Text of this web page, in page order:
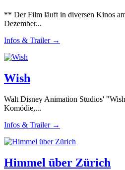
** Der Film läuft in diversen Kinos
Dezember...
Infos & Trailer →
Wish
Walt Disney Animation Studios'
Komödie,...
Infos & Trailer →
Himmel über Zürich